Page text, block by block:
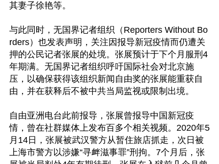
其妻子徐艳等。
与此同时，无国界记者组织（Reporters Without Bo
rders）也发表声明，关注因报导新冠疫情而仍遭关
押的公民记者张展的处境。张展预计于下个月服刑4
年期满。无国界记者组织呼吁国际社会对北京施
压，以确保获得该组织新闻自由奖的张展能重获自
由，并在获释后不被中共当局监视或限制出境。
自由亚洲电台此前报导，张展曾报导中国新冠疫
情，曾在社群媒体上发布百多个相关视频。2020年5
月14日，张展被武汉警方从暂住旅店抓走，次日被
上海市警方以涉嫌“寻衅滋事罪”刑拘。7个月后，张